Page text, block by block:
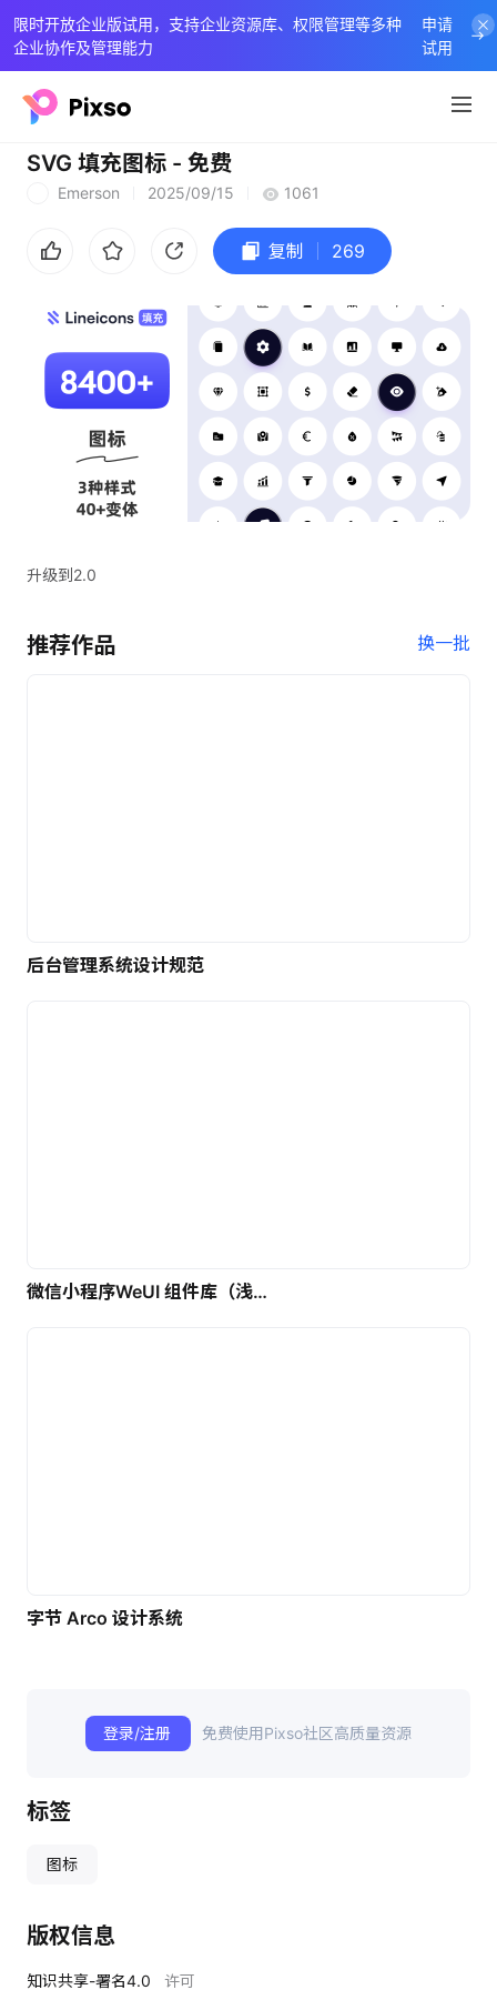
限时开放企业版试用，支持企业资源库、权限管理等多种
企业协作及管理能力
申请
试用
SVG 填充图标 - 免费
Emerson 2025/09/15 1061
复制 269
升级到2.0
推荐作品 换一批
后台管理系统设计规范
微信小程序WeUI 组件库（浅色）| 免费UI设计素材
字节 Arco 设计系统
登录/注册 免费使用Pixso社区高质量资源
标签
图标
版权信息
知识共享-署名4.0 许可